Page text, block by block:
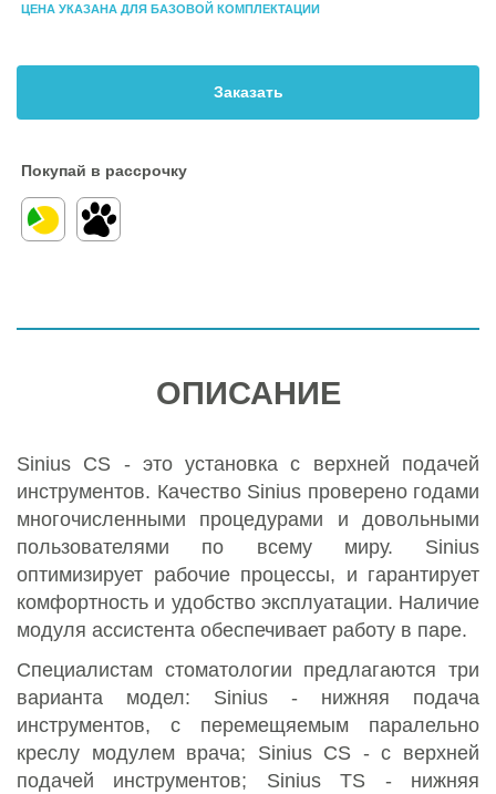
ЦЕНА УКАЗАНА ДЛЯ БАЗОВОЙ КОМПЛЕКТАЦИИ
Заказать
Покупай в рассрочку
ОПИСАНИЕ
Sinius CS - это установка с верхней подачей
инструментов. Качество Sinius проверено годами
многочисленными процедурами и довольными
пользователями по всему миру. Sinius
оптимизирует рабочие процессы, и гарантирует
комфортность и удобство эксплуатации. Наличие
модуля ассистента обеспечивает работу в паре.
Специалистам стоматологии предлагаются три
варианта модел: Sinius - нижняя подача
инструментов, с перемещяемым паралельно
креслу модулем врача; Sinius CS - с верхней
подачей инструментов; Sinius TS - нижняя